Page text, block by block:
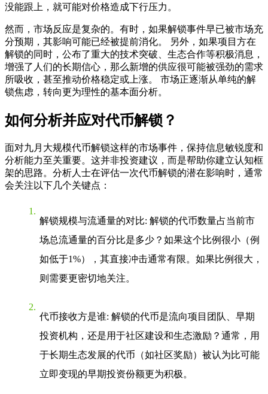
没能跟上，就可能对价格造成下行压力。
然而，市场反应是复杂的。有时，如果解锁事件早已被市场充
分预期，其影响可能已经被提前消化。 另外，如果项目方在
解锁的同时，公布了重大的技术突破、生态合作等积极消息，
增强了人们的长期信心，那么新增的供应很可能被强劲的需求
所吸收，甚至推动价格稳定或上涨。 市场正逐渐从单纯的解
锁焦虑，转向更为理性的基本面分析。
如何分析并应对代币解锁？
面对九月大规模代币解锁这样的市场事件，保持信息敏锐度和
分析能力至关重要。这并非投资建议，而是帮助你建立认知框
架的思路。分析人士在评估一次代币解锁的潜在影响时，通常
会关注以下几个关键点：
解锁规模与流通量的对比: 解锁的代币数量占当前市
场总流通量的百分比是多少？如果这个比例很小（例
如低于1%），其直接冲击通常有限。如果比例很大，
则需要更密切地关注。
代币接收方是谁: 解锁的代币是流向项目团队、早期
投资机构，还是用于社区建设和生态激励？通常，用
于长期生态发展的代币（如社区奖励）被认为比可能
立即变现的早期投资份额更为积极。